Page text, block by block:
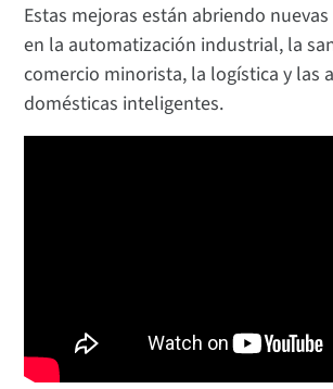
Estas mejoras están abriendo
en la automatización industrial, la
comercio minorista, la logística y las
domésticas inteligentes.